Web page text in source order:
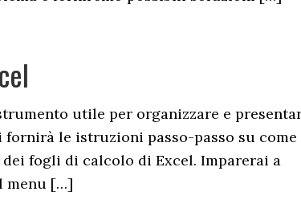
utile per organizzare e
le istruzioni passo-passo su come
fogli di calcolo di Excel. Imparerai a
menu […]